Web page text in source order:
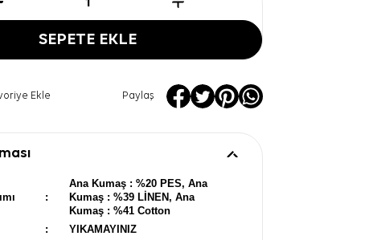
SEPETE EKLE
Ekle Paylaş
:
Ana Kumaş : %20 PES, Ana
Kumaş : %39 LİNEN, Ana
Kumaş : %41 Cotton
:
YIKAMAYINIZ